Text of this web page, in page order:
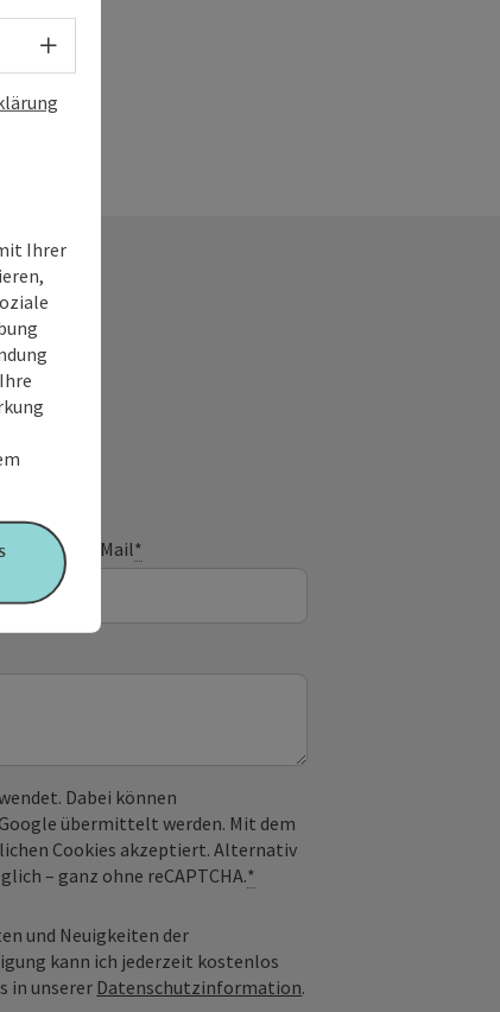
verwendet. Besonders stimmungsvoll darf
Advent bezeichnen, der üblicherweise
stattfindet.
E-Mail*
Dabei können
übermittelt werden. Mit dem
Cookies akzeptiert. Alternativ
– ganz ohne reCAPTCHA.*
und Neuigkeiten der
kann ich jederzeit kostenlos
in unsererDatenschutzinformation.
Sprachwahl - Menü öffnen
Ihrer